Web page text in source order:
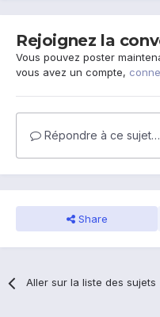
Rejoignez la
Vous pouvez poster
vous avez un compte,
Répondre à ce sujet…
Share
Aller sur la liste des sujets